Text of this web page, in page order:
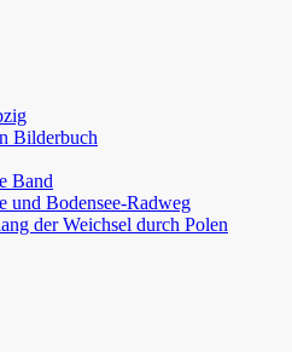
Bilderbuch
Band
und Bodensee-Radweg
der Weichsel durch Polen